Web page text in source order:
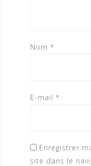
Nom *
E-mail *
Enregistrer
site dans le